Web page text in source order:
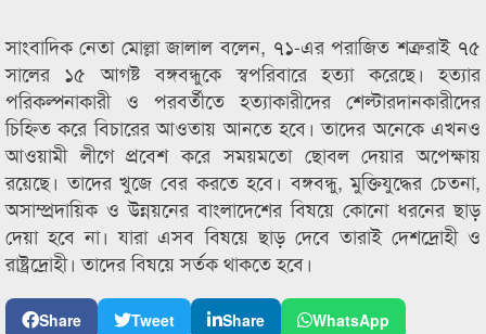
সাংবাদিক নেতা মোল্লা জালাল বলেন, ৭১-এর পরাজিত শত্রুরাই ৭৫
সালের ১৫ আগষ্ট বঙ্গবন্ধুকে স্বপরিবারে হত্যা করেছে। হত্যার
পরিকল্পনাকারী ও পরবর্তীতে হত্যাকারীদের শেল্টারদানকারীদের
চিহ্নিত করে বিচারের আওতায় আনতে হবে। তাদের অনেকে এখনও
আওয়ামী লীগে প্রবেশ করে সময়মতো ছোবল দেয়ার অপেক্ষায়
রয়েছে। তাদের খুজে বের করতে হবে। বঙ্গবন্ধু, মুক্তিযুদ্ধের চেতনা,
অসাম্প্রদায়িক ও উন্নয়নের বাংলাদেশের বিষয়ে কোনো ধরনের ছাড়
দেয়া হবে না। যারা এসব বিষয়ে ছাড় দেবে তারাই দেশদ্রোহী ও
রাষ্ট্রদ্রোহী। তাদের বিষয়ে সর্তক থাকতে হবে।
Share Tweet Share
WhatsApp